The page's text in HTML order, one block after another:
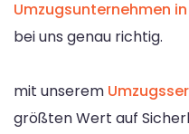
Umzugsunternehmen
bei uns genau richtig.
mit unserem
größten Wert auf